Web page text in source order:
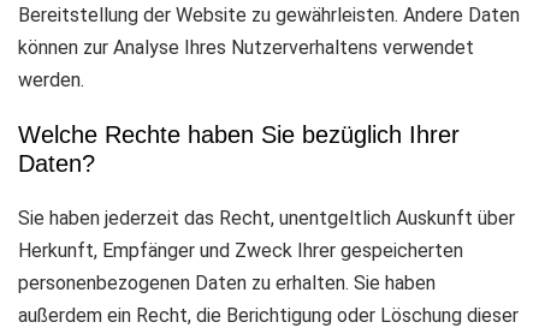
Bereitstellung der Website zu gewährleisten. Andere Daten
können zur Analyse Ihres Nutzerverhaltens verwendet
werden.
Welche Rechte haben Sie bezüglich Ihrer
Daten?
Sie haben jederzeit das Recht, unentgeltlich Auskunft über
Herkunft, Empfänger und Zweck Ihrer gespeicherten
personenbezogenen Daten zu erhalten. Sie haben
außerdem ein Recht, die Berichtigung oder Löschung dieser